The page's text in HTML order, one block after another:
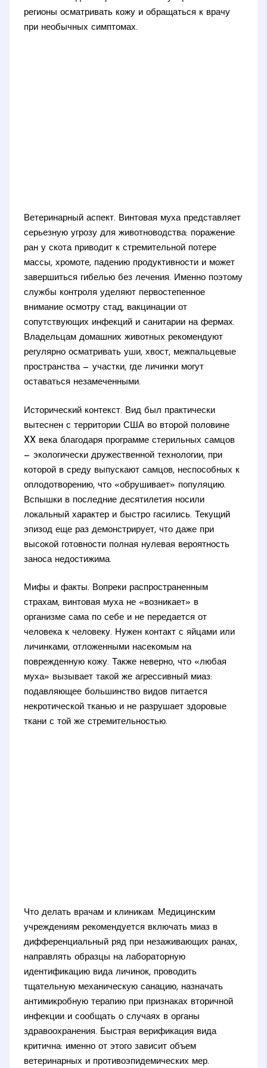
регионы осматривать кожу и обращаться к врачу
при необычных симптомах.
Ветеринарный аспект. Винтовая муха представляет
серьезную угрозу для животноводства: поражение
ран у скота приводит к стремительной потере
массы, хромоте, падению продуктивности и может
завершиться гибелью без лечения. Именно поэтому
службы контроля уделяют первостепенное
внимание осмотру стад, вакцинации от
сопутствующих инфекций и санитарии на фермах.
Владельцам домашних животных рекомендуют
регулярно осматривать уши, хвост, межпальцевые
пространства — участки, где личинки могут
оставаться незамеченными.
Исторический контекст. Вид был практически
вытеснен с территории США во второй половине
XX века благодаря программе стерильных самцов
— экологически дружественной технологии, при
которой в среду выпускают самцов, неспособных к
оплодотворению, что «обрушивает» популяцию.
Вспышки в последние десятилетия носили
локальный характер и быстро гасились. Текущий
эпизод еще раз демонстрирует, что даже при
высокой готовности полная нулевая вероятность
заноса недостижима.
Мифы и факты. Вопреки распространенным
страхам, винтовая муха не «возникает» в
организме сама по себе и не передается от
человека к человеку. Нужен контакт с яйцами или
личинками, отложенными насекомым на
поврежденную кожу. Также неверно, что «любая
муха» вызывает такой же агрессивный миаз:
подавляющее большинство видов питается
некротической тканью и не разрушает здоровые
ткани с той же стремительностью.
Что делать врачам и клиникам. Медицинским
учреждениям рекомендуется включать миаз в
дифференциальный ряд при незаживающих ранах,
направлять образцы на лабораторную
идентификацию вида личинок, проводить
тщательную механическую санацию, назначать
антимикробную терапию при признаках вторичной
инфекции и сообщать о случаях в органы
здравоохранения. Быстрая верификация вида
критична: именно от этого зависит объем
ветеринарных и противоэпидемических мер.